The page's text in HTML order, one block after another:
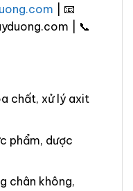
| 📧
| 📞
chất, xử lý axit
phẩm, dược
chân không,